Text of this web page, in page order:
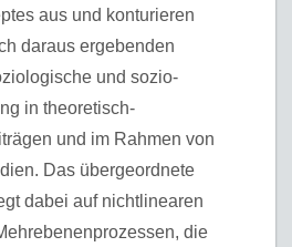
aus und konturieren
daraus ergebenden
und sozio-
in theoretisch-
und im Rahmen von
Das übergeordnete
dabei auf nichtlinearen
die